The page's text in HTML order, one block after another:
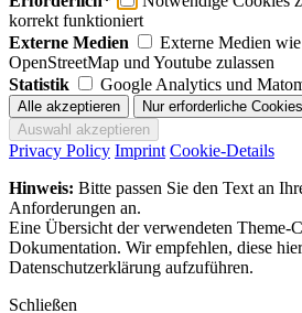
korrekt funktioniert
Externe Medien
Externe Medien
OpenStreetMap und Youtube zulassen
Statistik
Google Analytics und
Privacy Policy Imprint Cookie-Details
Hinweis: Bitte passen Sie den Text an
Anforderungen an.
Eine Übersicht der verwendeten Theme-
Dokumentation. Wir empfehlen, diese
Datenschutzerklärung aufzuführen.
Schließen